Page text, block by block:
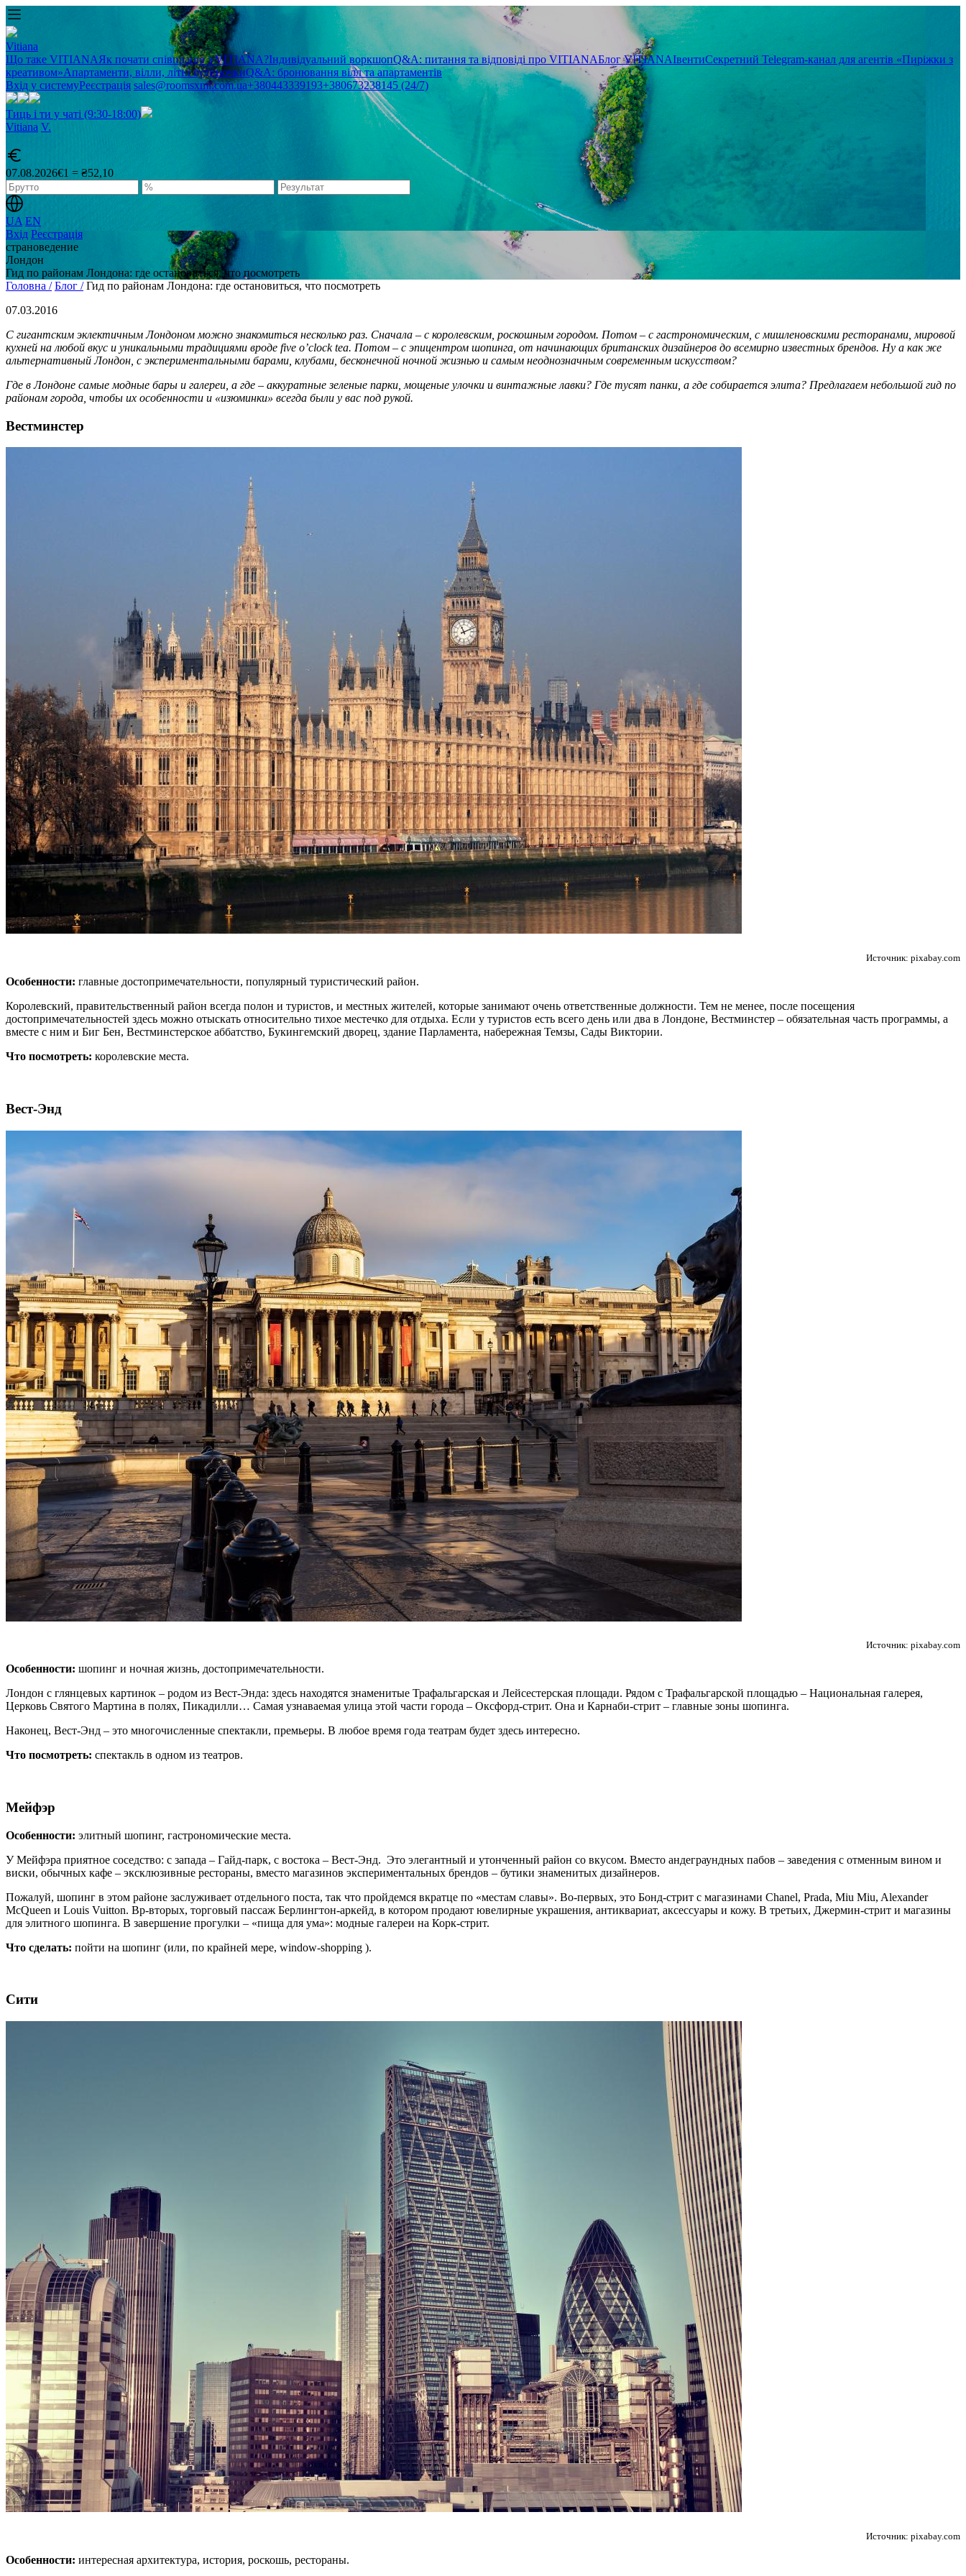
Vitiana
Що таке VITIANAЯк почати співпрацю з VITIANA?Індивідуальний воркшопQ&A: питання та відповіді про VITIANAБлог VITIANAІвентиСекретний Telegram-канал для агентів «Пиріжки з
креативом»Апартаменти, вілли, літні будиночкиQ&A: бронювання вілл та апартаментів
Вхід у системуРеєстрація sales@roomsxml.com.ua+380443339193+380673238145 (24/7)
Тиць і ти у чаті (9:30-18:00)
Vitiana V.
07.08.2026€1 = ₴52,10
UA EN
Вхід Реєстрація
cтрановедение
Лондон
Гид по районам Лондона: где остановиться, что посмотреть
Головна / Блог / Гид по районам Лондона: где остановиться, что посмотреть
07.03.2016
С гигантским эклектичным Лондоном можно знакомиться несколько раз. Сначала – с королевским, роскошным городом. Потом – с гастрономическим, с мишленовскими ресторанами, мировой
кухней на любой вкус и уникальными традициями вроде five o’clock tea. Потом – с эпицентром шопинга, от начинающих британских дизайнеров до всемирно известных брендов. Ну а как же
альтернативный Лондон, с экспериментальными барами, клубами, бесконечной ночной жизнью и самым неоднозначным современным искусством?
Где в Лондоне самые модные бары и галереи, а где – аккуратные зеленые парки, мощеные улочки и винтажные лавки? Где тусят панки, а где собирается элита? Предлагаем небольшой гид по
районам города, чтобы их особенности и «изюминки» всегда были у вас под рукой.
Вестминстер
Источник: pixabay.com
Особенности: главные достопримечательности, популярный туристический район.
Королевский, правительственный район всегда полон и туристов, и местных жителей, которые занимают очень ответственные должности. Тем не менее, после посещения
достопримечательностей здесь можно отыскать относительно тихое местечко для отдыха. Если у туристов есть всего день или два в Лондоне, Вестминстер – обязательная часть программы, а
вместе с ним и Биг Бен, Вестминстерское аббатство, Букингемский дворец, здание Парламента, набережная Темзы, Сады Виктории.
Что посмотреть: королевские места.
Вест-Энд
Источник: pixabay.com
Особенности: шопинг и ночная жизнь, достопримечательности.
Лондон с глянцевых картинок – родом из Вест-Энда: здесь находятся знаменитые Трафальгарская и Лейсестерская площади. Рядом с Трафальгарской площадью – Национальная галерея,
Церковь Святого Мартина в полях, Пикадилли… Самая узнаваемая улица этой части города – Оксфорд-стрит. Она и Карнаби-стрит – главные зоны шопинга.
Наконец, Вест-Энд – это многочисленные спектакли, премьеры. В любое время года театрам будет здесь интересно.
Что посмотреть: спектакль в одном из театров.
Мейфэр
Особенности: элитный шопинг, гастрономические места.
У Мейфэра приятное соседство: с запада – Гайд-парк, с востока – Вест-Энд. Это элегантный и утонченный район со вкусом. Вместо андеграундных пабов – заведения с отменным вином и
виски, обычных кафе – эксклюзивные рестораны, вместо магазинов экспериментальных брендов – бутики знаменитых дизайнеров.
Пожалуй, шопинг в этом районе заслуживает отдельного поста, так что пройдемся вкратце по «местам славы». Во-первых, это Бонд-стрит с магазинами Chanel, Prada, Miu Miu, Alexander
McQueen и Louis Vuitton. Вр-вторых, торговый пассаж Берлингтон-аркейд, в котором продают ювелирные украшения, антиквариат, аксессуары и кожу. В третьих, Джермин-стрит и магазины
для элитного шопинга. В завершение прогулки – «пища для ума»: модные галереи на Корк-стрит.
Что сделать: пойти на шопинг (или, по крайней мере, window-shopping ).
Сити
Источник: pixabay.com
Особенности: интересная архитектура, история, роскошь, рестораны.